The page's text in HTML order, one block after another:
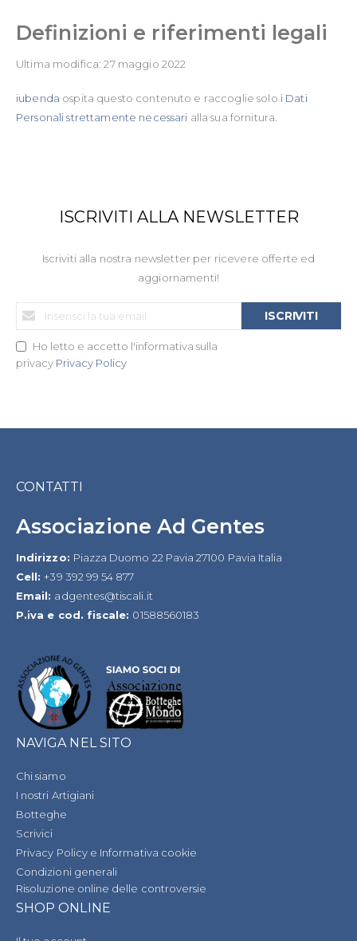
Definizioni e riferimenti legali
Ultima modifica: 27 maggio 2022
iubenda ospita questo contenuto e raccoglie solo i Dati
Personali strettamente necessari alla sua fornitura.
ISCRIVITI ALLA NEWSLETTER
Iscriviti alla nostra newsletter per ricevere offerte ed
aggiornamenti!
Iscriviti
nostra
Ho letto e accetto l'informativa sulla
privacy Privacy Policy
ISCRIVITI
CONTATTI
Associazione Ad Gentes
Indirizzo: Piazza Duomo 22 Pavia 27100 Pavia Italia
Cell:+39 392 99 54 877
Email: adgentes@tiscali.it
P.iva e cod. fiscale: 01588560183
NAVIGA NEL SITO
Chi siamo
I nostri Artigiani
Botteghe
Scrivici
Privacy Policy e Informativa cookie
Condizioni generali
Risoluzione online delle controversie
SHOP ONLINE